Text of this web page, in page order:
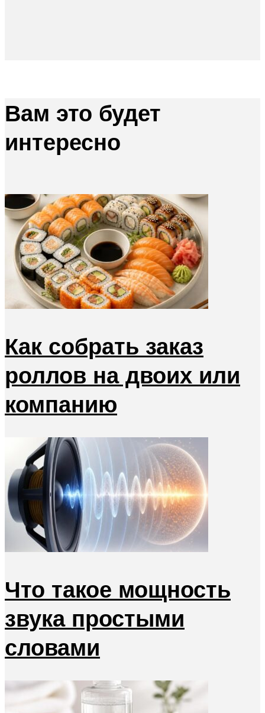
Вам это будет
интересно
Как собрать заказ
роллов на двоих или
компанию
Что такое мощность
звука простыми
словами